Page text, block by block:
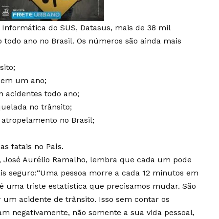
do SUS, Datasus, mais de 38 mil
ano no Brasil. Os números são ainda mais
um ano;
acidentes todo ano;
no trânsito;
no Brasil;
fatais no País.
Aurélio Ramalho, lembra que cada um pode
seguro:“Uma pessoa morre a cada 12 minutos em
uma triste estatística que precisamos mudar. São
acidente de trânsito. Isso sem contar os
negativamente, não somente a sua vida pessoal,